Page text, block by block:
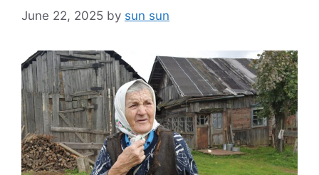
June 22, 2025 by sun sun